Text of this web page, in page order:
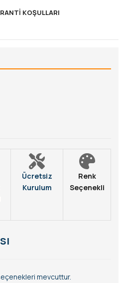
KOŞULLARI
Ücretsiz
Kurulum
Renk
Seçenekli
mevcuttur.